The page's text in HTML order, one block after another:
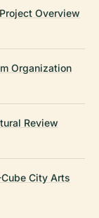
Overview
Organization
Review
City Arts